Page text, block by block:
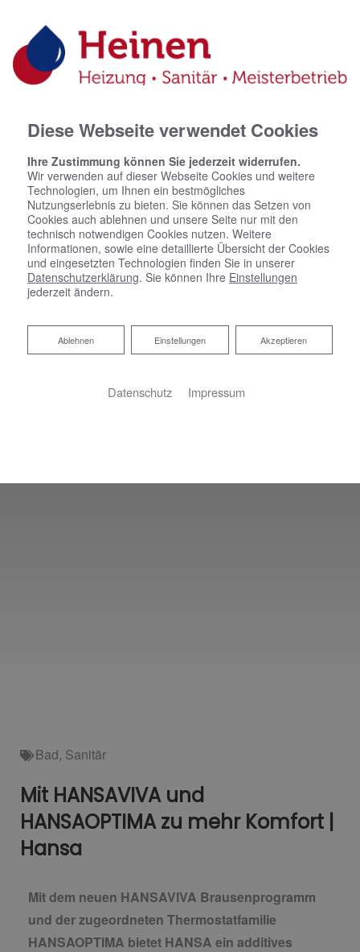
info@sascha-heinen.de
Bad, Sanitär
Mit HANSAVIVA und
HANSAOPTIMA zu mehr Komfort |
Hansa
Mit dem neuen HANSAVIVA Brausenprogramm
und der zugeordneten Thermostatfamilie
HANSAOPTIMA bietet HANSA ein additives
Diese Webseite verwendet Cookies
Ihre Zustimmung können Sie jederzeit widerrufen.
Wir verwenden auf dieser Webseite Cookies und weitere
Technologien, um Ihnen ein bestmögliches
Nutzungserlebnis zu bieten. Sie können das Setzen von
Cookies auch ablehnen und unsere Seite nur mit den
technisch notwendigen Cookies nutzen. Weitere
Informationen, sowie eine detaillierte Übersicht der Cookies
und eingesetzten Technologien finden Sie in unserer
Datenschutzerklärung. Sie können Ihre Einstellungen
jederzeit ändern.
Akzeptieren
Einstellungen
Ablehnen
Ablehnen
Datenschutz Impressum